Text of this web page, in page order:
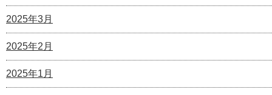
2025年3月
2025年2月
2025年1月